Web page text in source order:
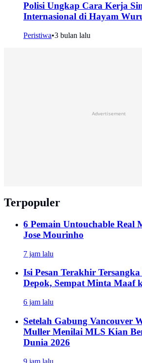
Polisi Ungkap Cara Kerja
Internasional di Hayam
Peristiwa•3 bulan lalu
Advertisement
Terpopuler
6 Pemain Untouchable Real
Jose Mourinho
7 jam lalu
Isi Pesan Terakhir
Depok, Sempat Minta Maaf
6 jam lalu
Setelah Gabung Vancouver
Muller Menilai MLS Kian
Dunia 2026
9 jam lalu